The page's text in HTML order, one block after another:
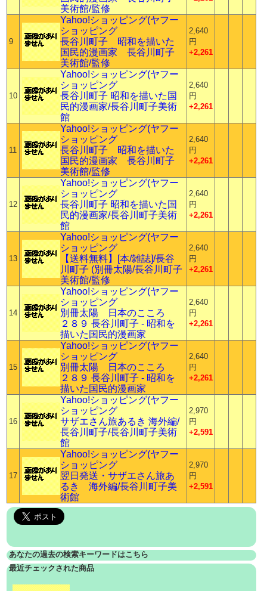
美術館/監修
9
Yahoo!ショッピング(ヤフー
ショッピング
長谷川町子 昭和を描いた
国民的漫画家 長谷川町子
美術館/監修
2,640
円
+2,261
10
Yahoo!ショッピング(ヤフー
ショッピング
長谷川町子 昭和を描いた国
民的漫画家/長谷川町子美術
館
2,640
円
+2,261
11
Yahoo!ショッピング(ヤフー
ショッピング
長谷川町子 昭和を描いた
国民的漫画家 長谷川町子
美術館/監修
2,640
円
+2,261
12
Yahoo!ショッピング(ヤフー
ショッピング
長谷川町子 昭和を描いた国
民的漫画家/長谷川町子美術
館
2,640
円
+2,261
13
Yahoo!ショッピング(ヤフー
ショッピング
【送料無料】[本/雑誌]/長谷
川町子 (別冊太陽/長谷川町子
美術館/監修
2,640
円
+2,261
14
Yahoo!ショッピング(ヤフー
ショッピング
別冊太陽 日本のこころ
２８９ 長谷川町子 - 昭和を
描いた国民的漫画家
2,640
円
+2,261
15
Yahoo!ショッピング(ヤフー
ショッピング
別冊太陽 日本のこころ
２８９ 長谷川町子 - 昭和を
描いた国民的漫画家
2,640
円
+2,261
16
Yahoo!ショッピング(ヤフー
ショッピング
サザエさん旅あるき 海外編/
長谷川町子/長谷川町子美術
館
2,970
円
+2,591
17
Yahoo!ショッピング(ヤフー
ショッピング
翌日発送・サザエさん旅あ
るき 海外編/長谷川町子美
術館
2,970
円
+2,591
あなたの過去の検索キーワードはこちら
最近チェックされた商品